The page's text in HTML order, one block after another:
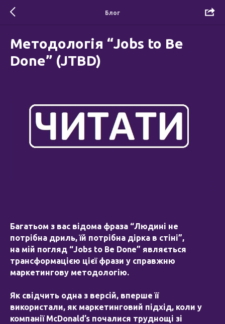
Блог
Методологія “Jobs to Be
Done” (JTBD)
Багатьом з вас відома фраза “Людині не
потрібна дриль, їй потрібна дірка в стіні”,
на мій погляд “Jobs to Be Done” являється
трансформацією цієї фрази у справжню
маркетингову методологію.
Як свідчить одна з версій, вперше її
використали, як маркетинговий підхід, коли у
компанії McDonald’s почалися труднощі зі